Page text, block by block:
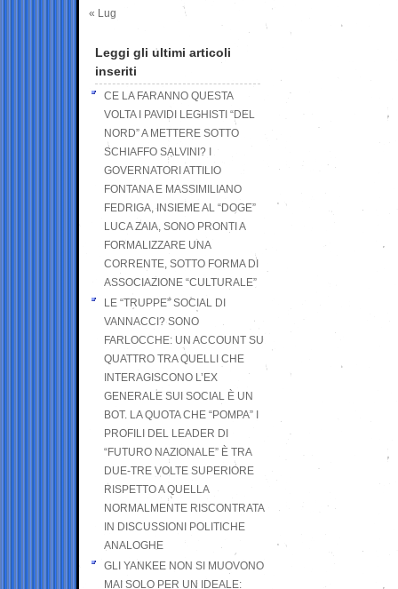
« Lug
Leggi gli ultimi articoli
inseriti
CE LA FARANNO QUESTA
VOLTA I PAVIDI LEGHISTI “DEL
NORD” A METTERE SOTTO
SCHIAFFO SALVINI? I
GOVERNATORI ATTILIO
FONTANA E MASSIMILIANO
FEDRIGA, INSIEME AL “DOGE”
LUCA ZAIA, SONO PRONTI A
FORMALIZZARE UNA
CORRENTE, SOTTO FORMA DI
ASSOCIAZIONE “CULTURALE”
LE “TRUPPE” SOCIAL DI
VANNACCI? SONO
FARLOCCHE: UN ACCOUNT SU
QUATTRO TRA QUELLI CHE
INTERAGISCONO L’EX
GENERALE SUI SOCIAL È UN
BOT. LA QUOTA CHE “POMPA” I
PROFILI DEL LEADER DI
“FUTURO NAZIONALE” È TRA
DUE-TRE VOLTE SUPERIORE
RISPETTO A QUELLA
NORMALMENTE RISCONTRATA
IN DISCUSSIONI POLITICHE
ANALOGHE
GLI YANKEE NON SI MUOVONO
MAI SOLO PER UN IDEALE: